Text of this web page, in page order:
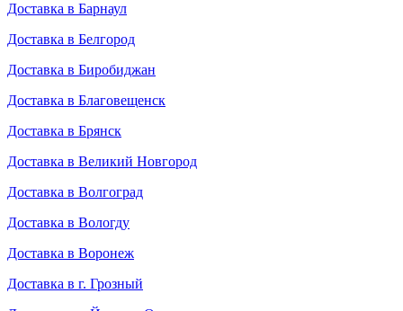
Доставка в Барнаул
Доставка в Белгород
Доставка в Биробиджан
Доставка в Благовещенск
Доставка в Брянск
Доставка в Великий Новгород
Доставка в Волгоград
Доставка в Вологду
Доставка в Воронеж
Доставка в г. Грозный